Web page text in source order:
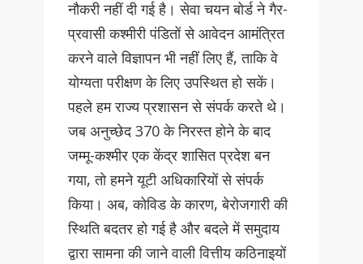
नौकरी नहीं दी गई है। सेवा चयन बोर्ड ने गैर-
प्रवासी कश्मीरी पंडितों से आवेदन आमंत्रित
करने वाले विज्ञापन भी नहीं लिए हैं, ताकि वे
योग्यता परीक्षण के लिए उपस्थित हो सकें।
पहले हम राज्य प्रशासन से संपर्क करते थे।
जब अनुच्छेद 370 के निरस्त होने के बाद
जम्मू-कश्मीर एक केंद्र शासित प्रदेश बन
गया, तो हमने यूटी अधिकारियों से संपर्क
किया। अब, कोविड के कारण, बेरोजगारी की
स्थिति बदतर हो गई है और बदले में समुदाय
द्वारा सामना की जाने वाली वित्तीय कठिनाइयों